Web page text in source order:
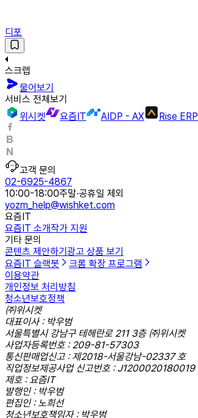
디포
스크랩
물어보기
서비스 전체보기
위시켓
요즘IT AIDP - AX Rise ERP
고객 문의
02-6925-4867
10:00-18:00주말·공휴일 제외
yozm_help@wishket.com
요즘IT
요즘IT 소개작가 지원
기타 문의
콘텐츠 제안하기 광고 상품 보기
요즘IT 슬랙봇
크롬 확장 프로그램
이용약관
개인정보 처리방침
청소년보호정책
㈜위시켓
대표이사 : 박우범
서울특별시 강남구 테헤란로 211 3층 ㈜위시켓
사업자등록번호 : 209-81-57303
통신판매업신고 : 제2018-서울강남-02337 호
직업정보제공사업 신고번호 : J1200020180019
제호 : 요즘IT
발행인 : 박우범
편집인 : 노희선
청소년보호책임자 : 박우범